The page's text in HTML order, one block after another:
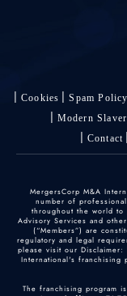
Spam Policy
Cookies
Modern
Contact
© 2025 MergersCorp M&A
number of
throughout the world to
Advisory Services and
(“Members”) are
regulatory and legal
please visit our
International's franchising
The franchising program